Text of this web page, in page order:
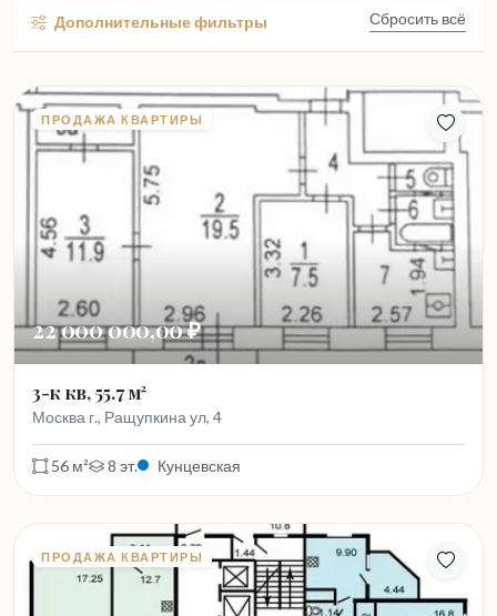
Дополнительные фильтры Сбросить всё
ПРОДАЖА КВАРТИРЫ
22 000 000,00 ₽
3-к кв, 55.7 м²
Москва г., Ращупкина ул, 4
56 м² 8 эт. Кунцевская
ПРОДАЖА КВАРТИРЫ